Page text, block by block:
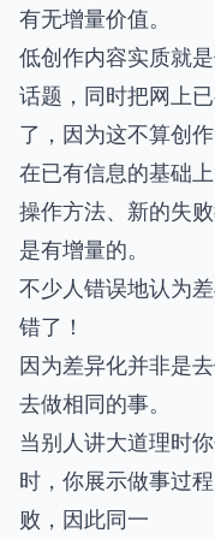
有无增量价值。
低创作内容实质就
话题，同时把网上
了，因为这不算创
在已有信息的基础
操作方法、新的失
是有增量的。
不少人错误地认为
错了！
因为差异化并非是
去做相同的事。
当别人讲大道理时
时，你展示做事过
败，因此同一